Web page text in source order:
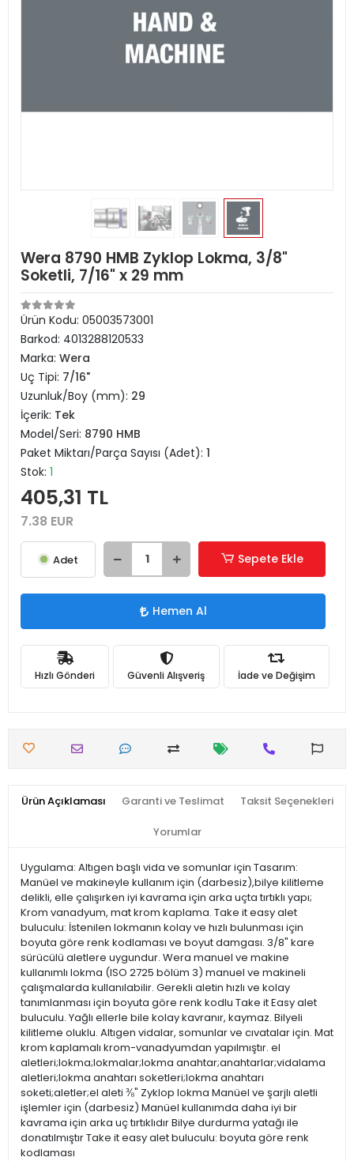
Wera 8790 HMB Zyklop Lokma, 3/8"
Soketli, 7/16" x 29 mm
Ürün Kodu: 05003573001
Barkod: 4013288120533
Marka: Wera
Uç Tipi: 7/16"
Uzunluk/Boy (mm): 29
İçerik: Tek
Model/Seri: 8790 HMB
Paket Miktarı/Parça Sayısı (Adet): 1
Stok: 1
405,31 TL
7.38 EUR
Adet Sepete Ekle
Hemen Al
Hızlı Gönderi Güvenli Alışveriş İade ve Değişim
Ürün Açıklaması Garanti ve Teslimat Taksit Seçenekleri
Yorumlar
Uygulama: Altıgen başlı vida ve somunlar için Tasarım:
Manüel ve makineyle kullanım için (darbesiz),bilye kilitleme
delikli, elle çalışırken iyi kavrama için arka uçta tırtıklı yapı;
Krom vanadyum, mat krom kaplama. Take it easy alet
buluculu: İstenilen lokmanın kolay ve hızlı bulunması için
boyuta göre renk kodlaması ve boyut damgası. 3/8" kare
sürücülü aletlere uygundur. Wera manuel ve makine
kullanımlı lokma (ISO 2725 bölüm 3) manuel ve makineli
çalışmalarda kullanılabilir. Gerekli aletin hızlı ve kolay
tanımlanması için boyuta göre renk kodlu Take it Easy alet
buluculu. Yağlı ellerle bile kolay kavranır, kaymaz. Bilyeli
kilitleme oluklu. Altıgen vidalar, somunlar ve cıvatalar için. Mat
krom kaplamalı krom-vanadyumdan yapılmıştır. el
aletleri;lokma;lokmalar;lokma anahtar;anahtarlar;vidalama
aletleri;lokma anahtarı soketleri;lokma anahtarı
soketi;aletler;el aleti ⅜" Zyklop lokma Manüel ve şarjlı aletli
işlemler için (darbesiz) Manüel kullanımda daha iyi bir
kavrama için arka uç tırtıklıdır Bilye durdurma yatağı ile
donatılmıştır Take it easy alet buluculu: boyuta göre renk
kodlaması